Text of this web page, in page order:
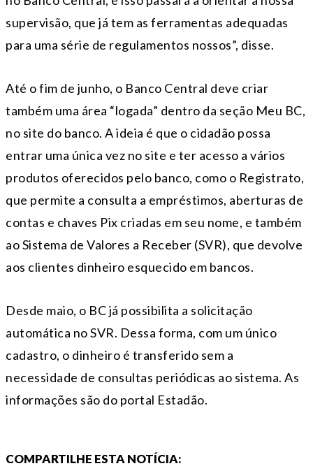
supervisão, que já tem as ferramentas adequadas
para uma série de regulamentos nossos”, disse.
Até o fim de junho, o Banco Central deve criar
também uma área “logada” dentro da seção Meu BC,
no site do banco. A ideia é que o cidadão possa
entrar uma única vez no site e ter acesso a vários
produtos oferecidos pelo banco, como o Registrato,
que permite a consulta a empréstimos, aberturas de
contas e chaves Pix criadas em seu nome, e também
ao Sistema de Valores a Receber (SVR), que devolve
aos clientes dinheiro esquecido em bancos.
Desde maio, o BC já possibilita a solicitação
automática no SVR. Dessa forma, com um único
cadastro, o dinheiro é transferido sem a
necessidade de consultas periódicas ao sistema. As
informações são do portal Estadão.
COMPARTILHE ESTA NOTÍCIA: